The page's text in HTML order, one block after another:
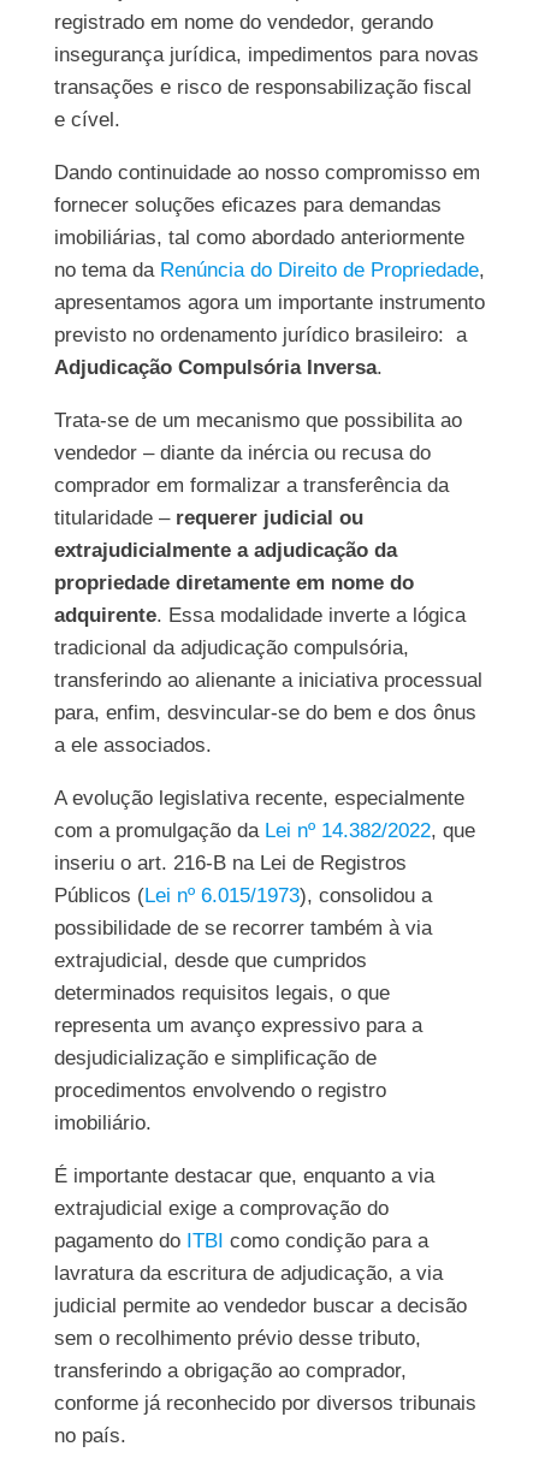
registrado em nome do vendedor, gerando
insegurança jurídica, impedimentos para novas
transações e risco de responsabilização fiscal
e cível.
Dando continuidade ao nosso compromisso em
fornecer soluções eficazes para demandas
imobiliárias, tal como abordado anteriormente
no tema da Renúncia do Direito de Propriedade,
apresentamos agora um importante instrumento
previsto no ordenamento jurídico brasileiro: a
Adjudicação Compulsória Inversa.
Trata-se de um mecanismo que possibilita ao
vendedor – diante da inércia ou recusa do
comprador em formalizar a transferência da
titularidade – requerer judicial ou
extrajudicialmente a adjudicação da
propriedade diretamente em nome do
adquirente. Essa modalidade inverte a lógica
tradicional da adjudicação compulsória,
transferindo ao alienante a iniciativa processual
para, enfim, desvincular-se do bem e dos ônus
a ele associados.
A evolução legislativa recente, especialmente
com a promulgação da Lei nº 14.382/2022, que
inseriu o art. 216-B na Lei de Registros
Públicos (Lei nº 6.015/1973), consolidou a
possibilidade de se recorrer também à via
extrajudicial, desde que cumpridos
determinados requisitos legais, o que
representa um avanço expressivo para a
desjudicialização e simplificação de
procedimentos envolvendo o registro
imobiliário.
É importante destacar que, enquanto a via
extrajudicial exige a comprovação do
pagamento do ITBI como condição para a
lavratura da escritura de adjudicação, a via
judicial permite ao vendedor buscar a decisão
sem o recolhimento prévio desse tributo,
transferindo a obrigação ao comprador,
conforme já reconhecido por diversos tribunais
no país.